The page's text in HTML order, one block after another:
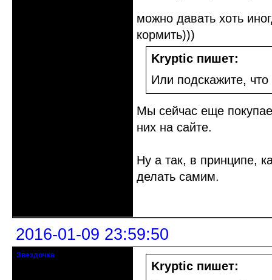
можно давать хоть
кормить)))
Kryptic пишет:
Или подскажите,
Мы сейчас еще
них на сайте.
Ну а так, в принципе,
делать самим.
2016-01-09 23:59:50
Звездочка
Kryptic пишет: